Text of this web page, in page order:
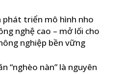
phát triển mô hình nho
nghệ cao – mở lối cho
nghiệp bền vững
“nghèo nàn” là nguyên